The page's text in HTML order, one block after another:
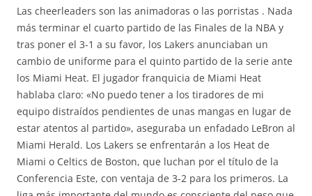
Las cheerleaders son las animadoras o las porristas . Nada
más terminar el cuarto partido de las Finales de la NBA y
tras poner el 3-1 a su favor, los Lakers anunciaban un
cambio de uniforme para el quinto partido de la serie ante
los Miami Heat. El jugador franquicia de Miami Heat
hablaba claro: «No puedo tener a los tiradores de mi
equipo distraídos pendientes de unas mangas en lugar de
estar atentos al partido», aseguraba un enfadado LeBron al
Miami Herald. Los Lakers se enfrentarán a los Heat de
Miami o Celtics de Boston, que luchan por el título de la
Conferencia Este, con ventaja de 3-2 para los primeros. La